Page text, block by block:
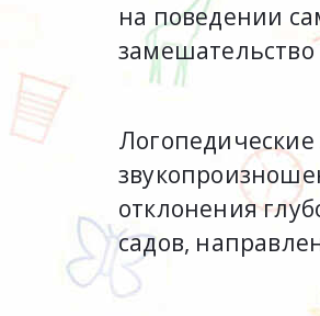
на поведении
отклонения
садов,